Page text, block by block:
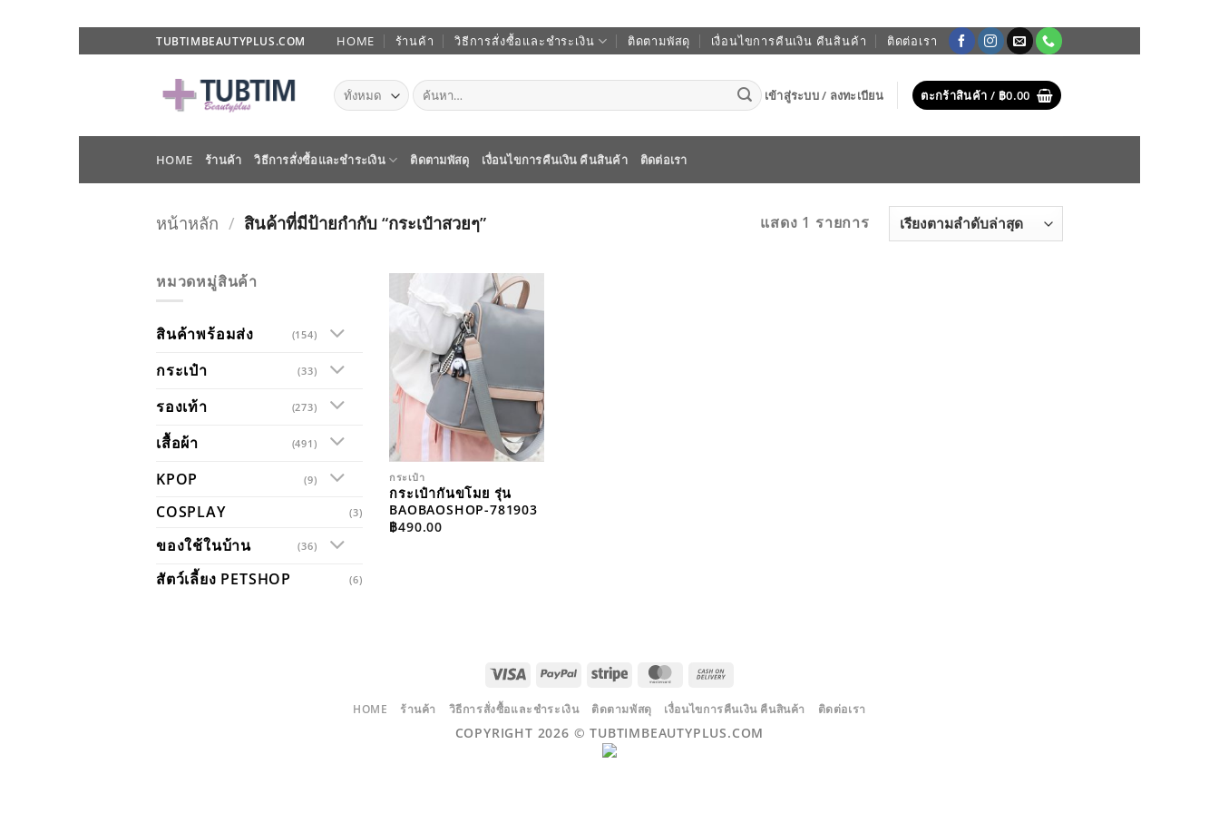
ไป
TUBTIMBEAUTYPLUS.COM HOME ร้านค้า วิธีการสั่งซื้อและชำระเงิน ติดตามพัสดุ เงื่อนไขการคืนเงิน คืนสินค้า ติดต่อเรา
ค้นหา:
เข้าสู่ระบบ / ลงทะเบียน ตะกร้าสินค้า / ฿0.00
HOME ร้านค้า วิธีการสั่งซื้อและชำระเงิน ติดตามพัสดุ เงื่อนไขการคืนเงิน คืนสินค้า ติดต่อเรา
หน้าหลัก / สินค้าที่มีป้ายกำกับ “กระเป๋าสวยๆ” แสดง 1 รายการ
หมวดหมู่สินค้า
สินค้าพร้อมส่ง (154)
กระเป๋า (33)
รองเท้า (273)
เสื้อผ้า (491)
KPOP (9)
COSPLAY (3)
ของใช้ในบ้าน (36)
สัตว์เลี้ยง PETSHOP (6)
ADD TO
WISHLIST
กระเป๋า
กระเป๋ากันขโมย รุ่น
BAOBAOSHOP-781903
฿490.00
VISA PAYPALSTRIPE MASTERCARD
DELIVERY
HOME ร้านค้า วิธีการสั่งซื้อและชำระเงิน ติดตามพัสดุ เงื่อนไขการคืนเงิน คืนสินค้า ติดต่อเรา
COPYRIGHT 2026 ©TUBTIMBEAUTYPLUS.COM